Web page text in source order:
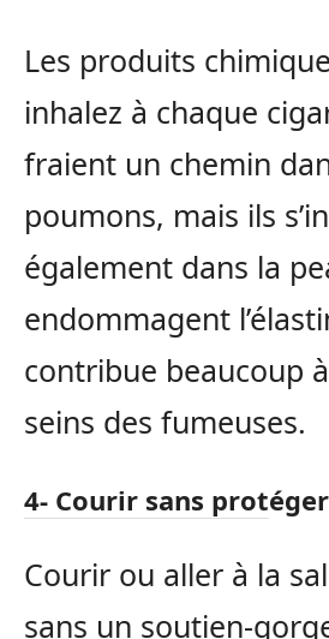
Les produits
inhalez à chaque
fraient un chemin
poumons, mais ils
également dans la
endommagent
contribue beaucoup
seins des fumeuses.
4- Courir sans
Courir ou aller à la
sans un soutien-